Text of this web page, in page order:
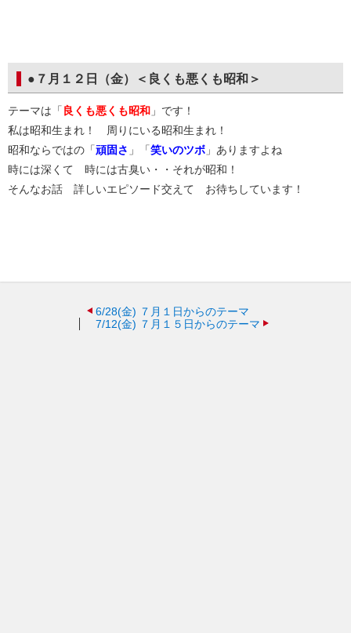
●７月１２日（金）＜良くも悪くも昭和＞
テーマは「 良くも悪くも昭和 」です！
私は昭和生まれ！ 周りにいる昭和生まれ！
昭和ならではの「頑固さ 」「笑いのツボ 」ありますよね
時には深くて 時には古臭い・・それが昭和！
そんなお話 詳しいエピソード交えて お待ちしています！
6/28(金) ７月１日からのテーマ
7/12(金) ７月１５日からのテーマ